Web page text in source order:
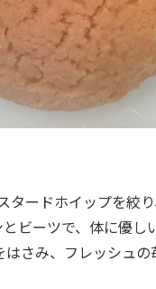
ードホイップを絞
ビーツで、体に優し
さみ、フレッシュ